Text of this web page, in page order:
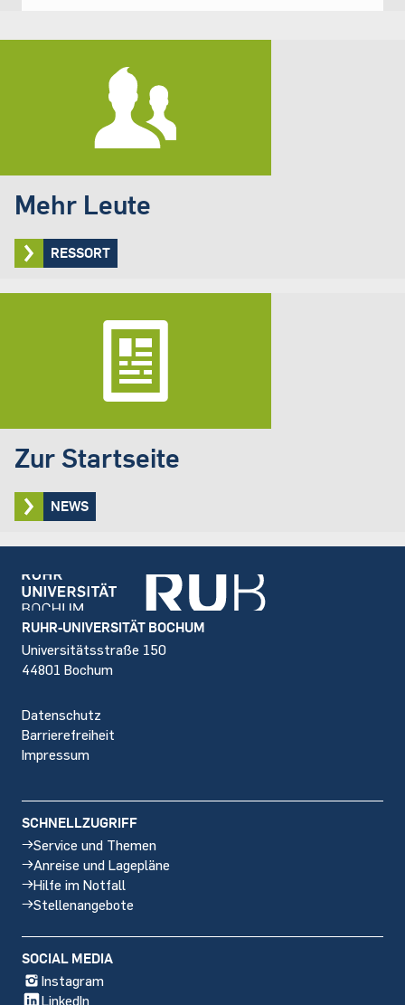
Mehr Leute
RESSORT
Zur Startseite
NEWS
Footer
RUHR-UNIVERSITÄT BOCHUM
Universitätsstraße 150
44801 Bochum
Datenschutz
Barrierefreiheit
Impressum
SCHNELLZUGRIFF
Service und Themen
Anreise und Lagepläne
Hilfe im Notfall
Stellenangebote
SOCIAL MEDIA
Instagram
LinkedIn